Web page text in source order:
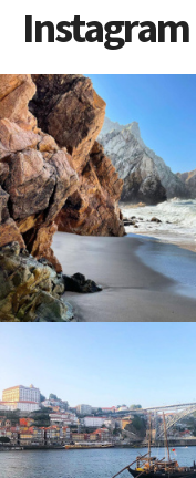
Instagram